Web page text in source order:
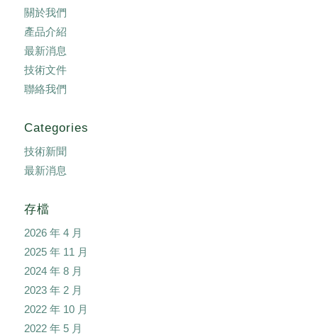
關於我們
產品介紹
最新消息
技術文件
聯絡我們
Categories
技術新聞
最新消息
存檔
2026 年 4 月
2025 年 11 月
2024 年 8 月
2023 年 2 月
2022 年 10 月
2022 年 5 月